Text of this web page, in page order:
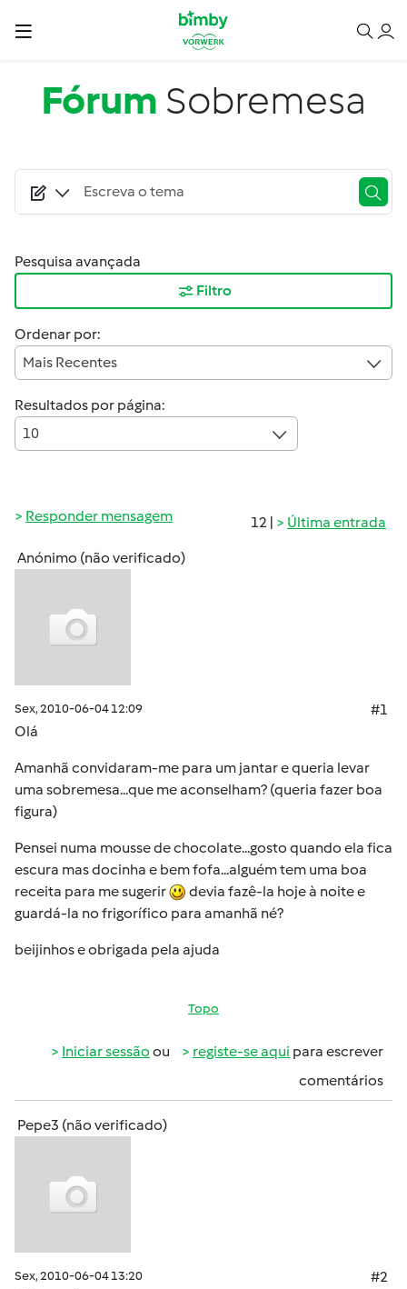
Passar para o conteúdo principal
Fórum Sobremesa
Pesquisa avançada
Filtro
Ordenar por:
Mais Recentes
Resultados por página:
10
12 | Última entrada
Responder mensagem
Anónimo (não verificado)
Sex, 2010-06-04 12:09
#1
Olá
Amanhã convidaram-me para um jantar e queria levar
uma sobremesa...que me aconselham? (queria fazer boa
figura)
Pensei numa mousse de chocolate...gosto quando ela fica
escura mas docinha e bem fofa...alguém tem uma boa
receita para me sugerir
devia fazê-la hoje à noite e
guardá-la no frigorífico para amanhã né?
beijinhos e obrigada pela ajuda
Topo
Iniciar sessão ou registe-se aqui para escrever
comentários
Pepe3 (não verificado)
Sex, 2010-06-04 13:20
#2